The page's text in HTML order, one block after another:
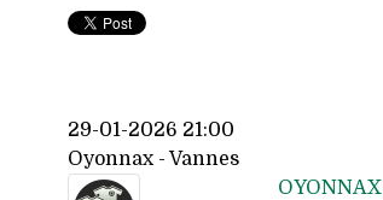
29-01-2026 21:00
Oyonnax - Vannes
OYONNAX